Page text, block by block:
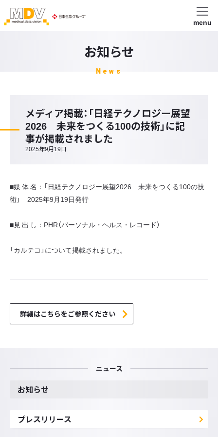
menu
お知らせ
News
メディア掲載：「日経テクノロジー展望
2026 未来をつくる100の技術」に記
事が掲載されました
2025年9月19日
■媒 体 名：「日経テクノロジー展望2026 未来をつくる100の技
術」 2025年9月19日発行
■見 出 し：PHR（パーソナル・ヘルス・レコード）
「カルテコ」について掲載されました。
詳細はこちらをご参照ください
ニュース
お知らせ
プレスリリース